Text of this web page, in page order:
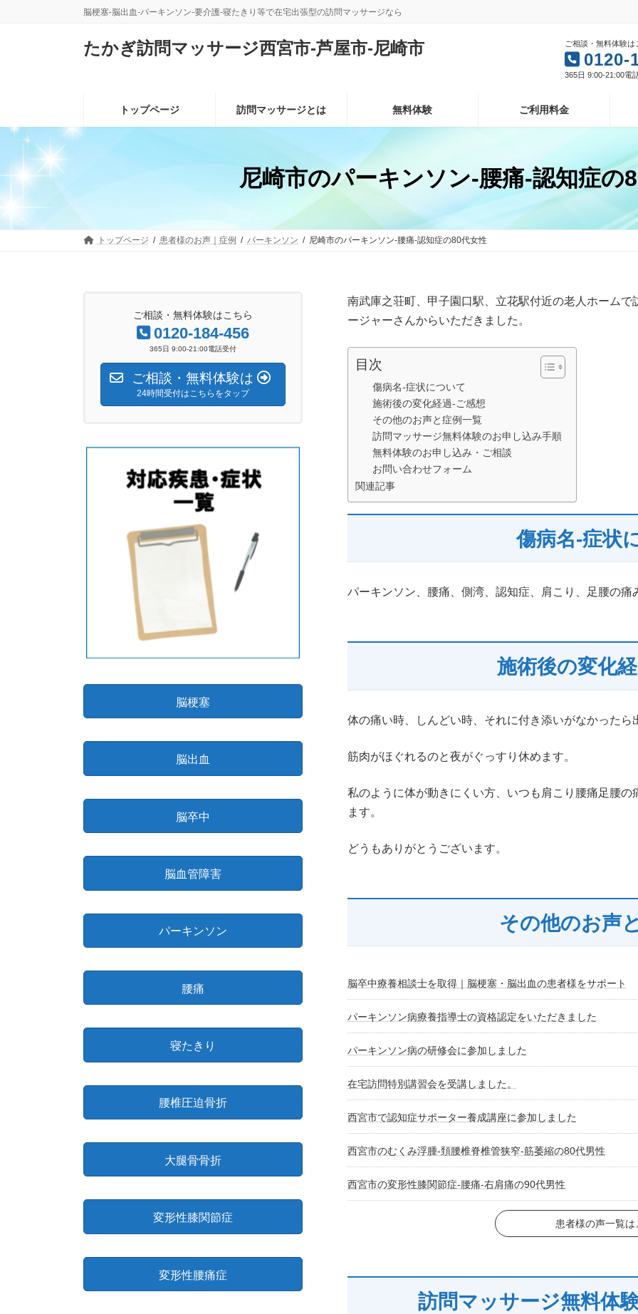
ッ
移
脳梗塞-脳出血-パーキンソン-要介護-寝たきり等で在宅出張型の訪問マッサージなら
たかぎ訪問マッサージ西宮市-芦屋市-尼崎市 ご相談・無料体験は
0120-
365日 9:00-21:00電
トップページ 訪問マッサージとは 無料体験 ご利用料金
尼崎市のパーキンソン-腰痛-認知症の
トップページ 患者様のお声｜症例 パーキンソン 尼崎市のパーキンソン-腰痛-認知症の80代女性
南武庫之荘町、甲子園口駅、立花駅付近の老人ホーム
ージャーさんからいただきました。
目次
傷病名-症状について
施術後の変化経過-ご感想
その他のお声と症例一覧
訪問マッサージ無料体験のお申し込み手順
無料体験のお申し込み・ご相談
お問い合わせフォーム
関連記事
傷病名-症状
パーキンソン、腰痛、側湾、認知症、肩こり、足腰の
施術後の変化
体の痛い時、しんどい時、それに付き添いがなかった
筋肉がほぐれるのと夜がぐっすり休めます。
私のように体が動きにくい方、いつも肩こり腰痛足腰
ます。
どうもありがとうございます。
その他のお声
脳卒中療養相談士を取得｜脳梗塞・脳出血の患者様をサポート
パーキンソン病療養指導士の資格認定をいただきました
パーキンソン病の研修会に参加しました
在宅訪問特別講習会を受講しました。
西宮市で認知症サポーター養成講座に参加しました
西宮市のむくみ浮腫-頚腰椎脊椎管狭窄-筋萎縮の80代男性
西宮市の変形性膝関節症-腰痛-右肩痛の90代男性
患者様の声一覧は
訪問マッサージ無料体
ご相談・無料体験はこちら
0120-184-456
365日 9:00-21:00電話受付
ご相談・無料体験は
24時間受付はこちらをタップ
脳梗塞
脳出血
脳卒中
脳血管障害
パーキンソン
腰痛
寝たきり
腰椎圧迫骨折
大腿骨骨折
変形性膝関節症
変形性腰痛症